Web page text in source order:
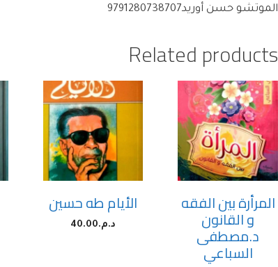
الموتشو حسن أوريد9791280738707
Related products
المرأرة بين الفقه
و القانون
د.مصطفى
السباعي
الأيام طه حسين
د.م.40.00